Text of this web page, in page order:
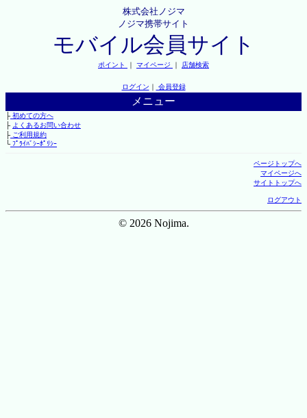
株式会社ノジマ
ノジマ携帯サイト
モバイル会員サイト
ポイント ｜ マイページ ｜ 店舗検索
ログイン ｜ 会員登録
メニュー
├初めての方へ
├ よくあるお問い合わせ
├ご利用規約
└ﾌﾟﾗｲﾊﾞｼｰﾎﾟﾘｼｰ
ページトップへ
マイページへ
サイトトップへ
ログアウト
© 2026 Nojima.